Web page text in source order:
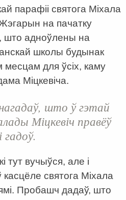
парафіі святога Міхала
на пачатку
што адноўлены на
школы будынак
для ўсіх, каму
Міцкевіча.
што ў гэтай
Міцкевіч правёў
гадоў.
тут вучыўся, але і
святога Міхала
Пробашч дадаў, што